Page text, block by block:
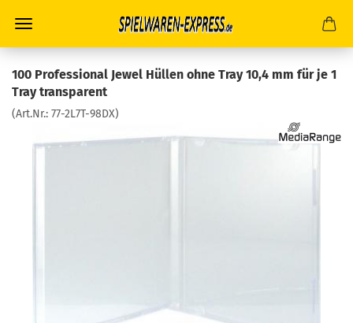
100 Professional Jewel Hüllen ohne Tray 10,4 mm für je 1
Tray transparent
(Art.Nr.: 77-2L7T-98DX)